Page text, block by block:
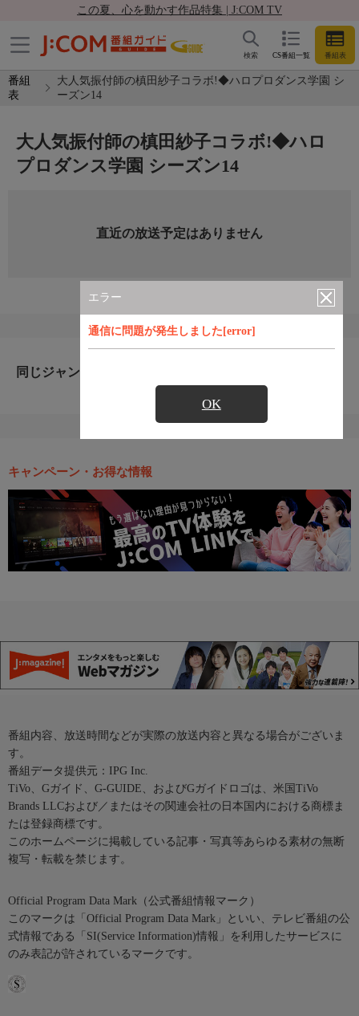
この夏、心を動かす作品特集 | J:COM TV
CS番組一覧 番組表
検索
番組
表
大人気振付師の槙田紗子コラボ!◆ハロプロダンス学園 シ
ーズン14
エラー
通信に問題が発生しました[error]
OK
大人気振付師の槙田紗子コラボ!◆ハロ
プロダンス学園 シーズン14
直近の放送予定はありません
同じジャンルのおすすめ番組
キャンペーン・お得な情報
番組内容、放送時間などが実際の放送内容と異なる場合がございま
す。
番組データ提供元：IPG Inc.
TiVo、Gガイド、G-GUIDE、およびGガイドロゴは、米国TiVo
Brands LLCおよび／またはその関連会社の日本国内における商標ま
たは登録商標です。
このホームページに掲載している記事・写真等あらゆる素材の無断
複写・転載を禁じます。
Official Program Data Mark（公式番組情報マーク）
このマークは「Official Program Data Mark」といい、テレビ番組の公
式情報である「SI(Service Information)情報」を利用したサービスに
のみ表記が許されているマークです。